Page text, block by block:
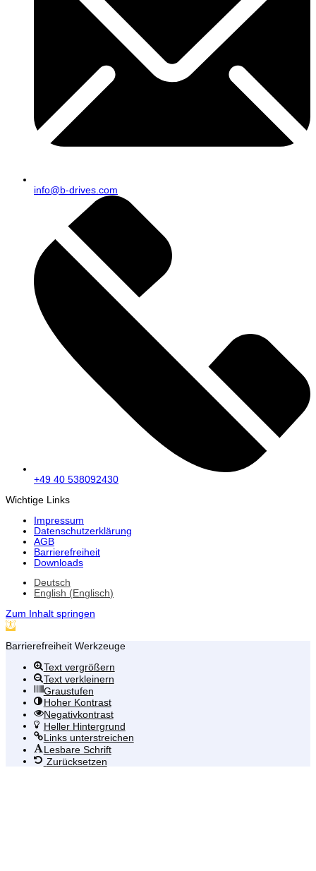
info@b-drives.com
+49 40 538092430
Wichtige Links
Impressum
Datenschutzerklärung
AGB
Barrierefreiheit
Downloads
Deutsch
English (Englisch)
Zum Inhalt springen
Werkzeugleiste öffnen
Barrierefreiheit Werkzeuge
Text vergrößern
Text verkleinern
Graustufen
Hoher Kontrast
Negativkontrast
Heller Hintergrund
Links unterstreichen
Lesbare Schrift
Zurücksetzen